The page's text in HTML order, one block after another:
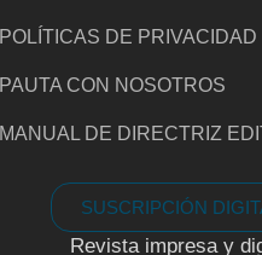
POLÍTICAS DE PRIVACIDAD
PAUTA CON NOSOTROS
MANUAL DE DIRECTRIZ
SUSCRIPCIÓN
Revista impresa y